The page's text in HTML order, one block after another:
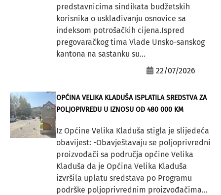
predstavnicima sindikata budžetskih
korisnika o usklađivanju osnovice sa
indeksom potrošačkih cijena.Ispred
pregovaračkog tima Vlade Unsko-sanskog
kantona na sastanku su...
22/07/2026
OPĆINA VELIKA KLADUŠA ISPLATILA SREDSTVA ZA
POLJOPIVREDU U IZNOSU OD 480 000 KM
Iz Općine Velika Kladuša stigla je slijedeća
obavijest: -Obavještavaju se poljoprivredni
proizvođači sa područja općine Velika
Kladuša da je Općina Velika Kladuša
izvršila uplatu sredstava po Programu
podrške poljoprivrednim proizvođačima...